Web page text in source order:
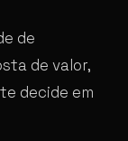
de
de valor,
decide em